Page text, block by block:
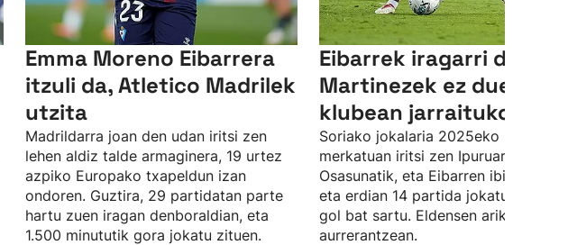
Emma Moreno Eibarrera
itzuli da, Atletico Madrilek
utzita
Madrildarra joan den udan iritsi zen
lehen aldiz talde armaginera, 19 urtez
azpiko Europako txapeldun izan
ondoren. Guztira, 29 partidatan parte
hartu zuen iragan denboraldian, eta
1.500 minututik gora jokatu zituen.
Eibarrek iragarri du Javi
Martinezek ez duela
klubean jarraituko
Soriako jokalaria 2025eko neguko
merkatuan iritsi zen Ipuruara,
Osasunatik, eta Eibarren ibili den urte
eta erdian 14 partida jokatu ditu, eta
gol bat sartu. Eldensen ariko da
aurrerantzean.